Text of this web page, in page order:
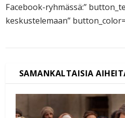
Facebook-ryhmässä:”
keskustelemaan”